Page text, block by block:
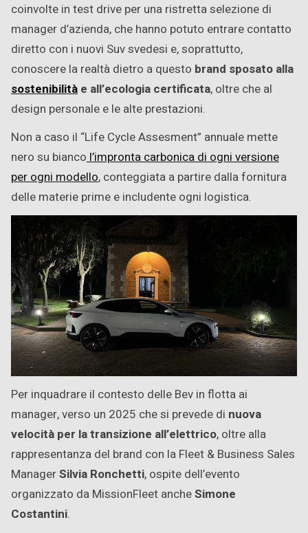
coinvolte in test drive per una ristretta selezione di
manager d’azienda, che hanno potuto entrare contatto
diretto con i nuovi Suv svedesi e, soprattutto,
conoscere la realtà dietro a questo brand sposato alla
sostenibilità e all’ecologia certificata, oltre che al
design personale e le alte prestazioni.
Non a caso il “Life Cycle Assesment” annuale mette
nero su biancol’impronta carbonica di ogni versione
per ogni modello, conteggiata a partire dalla fornitura
delle materie prime e includente ogni logistica.
Per inquadrare il contesto delle Bev in flotta ai
manager, verso un 2025 che si prevede di nuova
velocità per la transizione all’elettrico, oltre alla
rappresentanza del brand con la Fleet & Business Sales
ManagerSilvia Ronchetti, ospite dell’evento
organizzato da MissionFleet ancheSimone
Costantini.